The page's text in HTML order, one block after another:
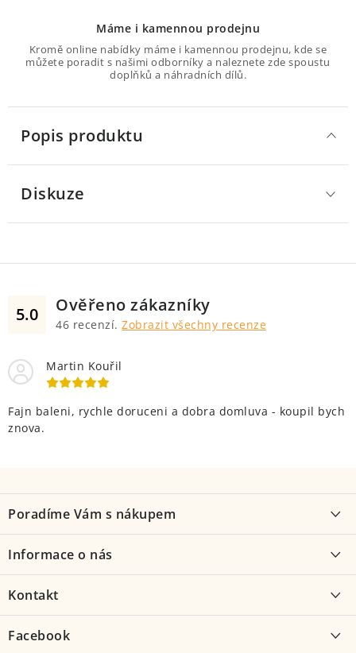
Máme i kamennou prodejnu
Kromě online nabídky máme i kamennou prodejnu, kde se
můžete poradit s našimi odborníky a naleznete zde spoustu
doplňků a náhradních dílů.
Popis produktu
Diskuze
5.0 Ověřeno zákazníky
46 recenzí. Zobrazit všechny recenze
Martin Kouřil
Fajn baleni, rychle doruceni a dobra domluva - koupil bych
znova.
á
p
a
Poradíme Vám s nákupem
Jak vybrat kolo
Možnosti dopravy
Obchodní podmínky
Informace o nás
Kontakt
Služby
Kontakt
Facebook